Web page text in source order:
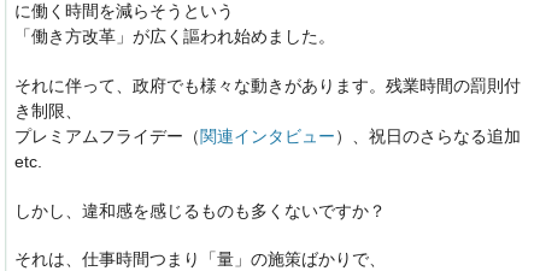
に働く時間を減らそうという
「働き方改革」が広く謳われ始めました。
それに伴って、政府でも様々な動きがあります。残業時間の罰則付
き制限、
プレミアムフライデー（関連インタビュー）、祝日のさらなる追加
etc.
しかし、違和感を感じるものも多くないですか？
それは、仕事時間つまり「量」の施策ばかりで、